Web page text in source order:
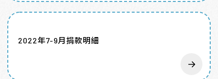
2022年7-9月捐款明細